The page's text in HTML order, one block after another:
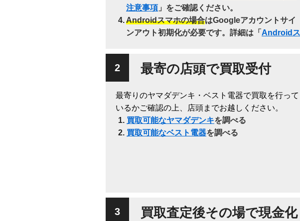
注意事項 」をご確認ください。
Androidスマホの場合はGoogleアカウントサイ
ンアウト初期化が必要です。詳細は「 Android
最寄の店頭で買取受付
最寄りのヤマダデンキ・ベスト電器で買取を行って
いるかご確認の上、店頭までお越しください。
買取可能なヤマダデンキを調べる
買取可能なベスト電器を調べる
買取査定後その場で現金化